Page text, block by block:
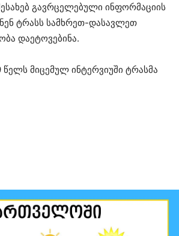
გავრცელებული ინფორმაციის
ტრასს სამხრეთ-დასავლეთ
დაეტოვებინა.
მიცემულ ინტერვიუში ტრასმა